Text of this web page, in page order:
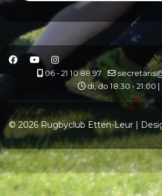
06 - 21 10 88 97
di, do 18:30 -
© 2026 Rugbyclub Etten-Leur |